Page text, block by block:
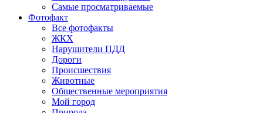
Самые просматриваемые
Фотофакт
Все фотофакты
ЖКХ
Нарушители ПДД
Дороги
Происшествия
Животные
Общественные мероприятия
Мой город